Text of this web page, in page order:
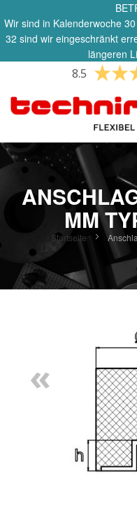
Wir sind in Kalenderwoche
32 sind wir eingeschränkt
längeren
8.5
MM
Startseite
«